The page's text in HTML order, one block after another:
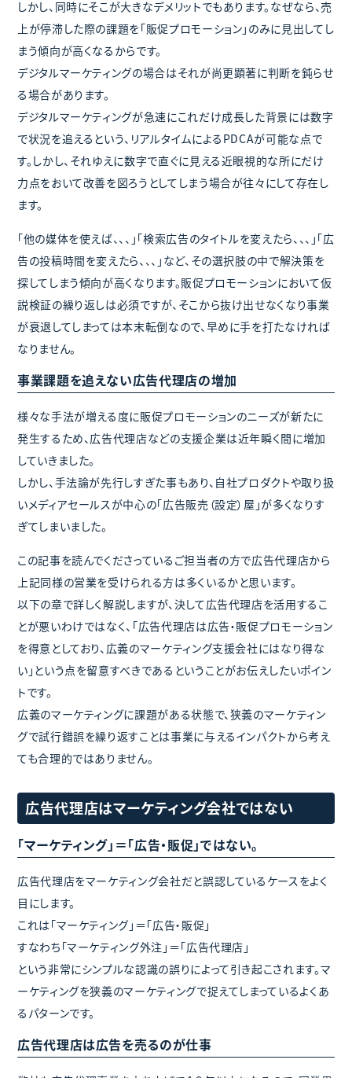
しかし、同時にそこが大きなデメリットでもあります。なぜなら、売
上が停滞した際の課題を「販促プロモーション」のみに見出してし
まう傾向が高くなるからです。
デジタルマーケティングの場合はそれが尚更顕著に判断を鈍らせ
る場合があります。
デジタルマーケティングが急速にこれだけ成長した背景には数字
で状況を追えるという、リアルタイムによるPDCAが可能な点で
す。しかし、それゆえに数字で直ぐに見える近眼視的な所にだけ
力点をおいて改善を図ろうとしてしまう場合が往々にして存在し
ます。
「他の媒体を使えば、、、」「検索広告のタイトルを変えたら、、、」「広
告の投稿時間を変えたら、、、」など、その選択肢の中で解決策を
探してしまう傾向が高くなります。販促プロモーションにおいて仮
説検証の繰り返しは必須ですが、そこから抜け出せなくなり事業
が衰退してしまっては本末転倒なので、早めに手を打たなければ
なりません。
事業課題を追えない広告代理店の増加
様々な手法が増える度に販促プロモーションのニーズが新たに
発生するため、広告代理店などの支援企業は近年瞬く間に増加
していきました。
しかし、手法論が先行しすぎた事もあり、自社プロダクトや取り扱
いメディアセールスが中心の「広告販売（設定）屋」が多くなりす
ぎてしまいました。
この記事を読んでくださっているご担当者の方で広告代理店から
上記同様の営業を受けられる方は多くいるかと思います。
以下の章で詳しく解説しますが、決して広告代理店を活用するこ
とが悪いわけではなく、「広告代理店は広告・販促プロモーション
を得意としており、広義のマーケティング支援会社にはなり得な
い」という点を留意すべきであるということがお伝えしたいポイン
トです。
広義のマーケティングに課題がある状態で、狭義のマーケティン
グで試行錯誤を繰り返すことは事業に与えるインパクトから考え
ても合理的ではありません。
広告代理店はマーケティング会社ではない
「マーケティング」＝「広告・販促」ではない。
広告代理店をマーケティング会社だと誤認しているケースをよく
目にします。
これは「マーケティング」＝「広告・販促」
すなわち「マーケティング外注」＝「広告代理店」
という非常にシンプルな認識の誤りによって引き起こされます。マ
ーケティングを狭義のマーケティングで捉えてしまっているよくあ
るパターンです。
広告代理店は広告を売るのが仕事